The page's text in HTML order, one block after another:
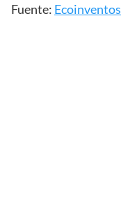
Fuente: Ecoinventos